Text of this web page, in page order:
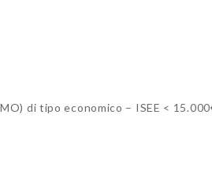
di tipo economico – ISEE <